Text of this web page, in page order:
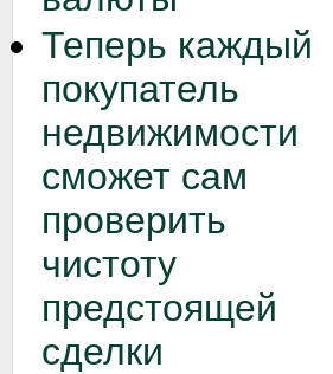
Теперь каждый
покупатель
недвижимости
сможет сам
проверить
чистоту
предстоящей
сделки